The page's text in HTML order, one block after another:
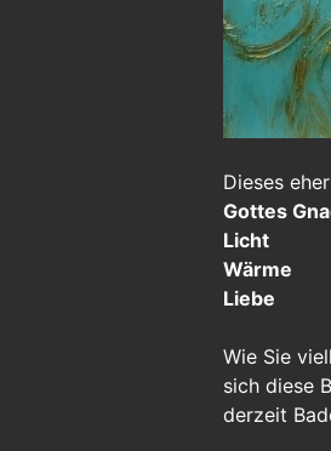
Dieses
Gottes
Licht
Wärme
Liebe
Wie Sie
sich diese
derzeit